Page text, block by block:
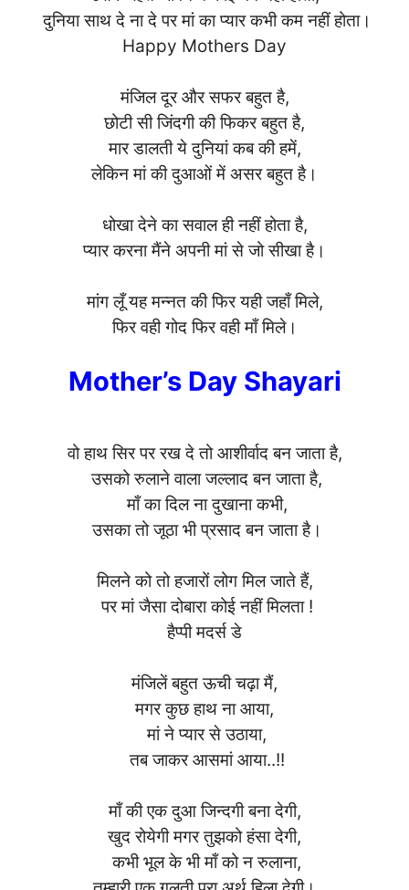
दुनिया साथ दे ना दे पर मां का प्यार कभी कम नहीं होता।
Happy Mothers Day
मंजिल दूर और सफर बहुत है,
छोटी सी जिंदगी की फिकर बहुत है,
मार डालती ये दुनियां कब की हमें,
लेकिन मां की दुआओं में असर बहुत है।
धोखा देने का सवाल ही नहीं होता है,
प्यार करना मैंने अपनी मां से जो सीखा है।
मांग लूँ यह मन्नत की फिर यही जहाँ मिले,
फिर वही गोद फिर वही माँ मिले।
Mother’s Day Shayari
वो हाथ सिर पर रख दे तो आशीर्वाद बन जाता है,
उसको रुलाने वाला जल्लाद बन जाता है,
माँ का दिल ना दुखाना कभी,
उसका तो जूठा भी प्रसाद बन जाता है।
मिलने को तो हजारों लोग मिल जाते हैं,
पर मां जैसा दोबारा कोई नहीं मिलता !
हैप्पी मदर्स डे
मंजिलें बहुत ऊची चढ़ा मैं,
मगर कुछ हाथ ना आया,
मां ने प्यार से उठाया,
तब जाकर आसमां आया..!!
माँ की एक दुआ जिन्दगी बना देगी,
खुद रोयेगी मगर तुझको हंसा देगी,
कभी भूल के भी माँ को न रुलाना,